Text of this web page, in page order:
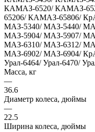
КАМАЗ-6520/ КАМАЗ-
65206/ КАМАЗ-65806/
МАЗ-5340/ МАЗ-5440/
МАЗ-5904/ МАЗ-5907/
МАЗ-6310/ МАЗ-6312/
МАЗ-6902/ МАЗ-6904/
Урал-6464/ Урал-6470/
Масса, кг
—
36.6
Диаметр колеса, дюймы
—
22.5
Ширина колеса, дюймы